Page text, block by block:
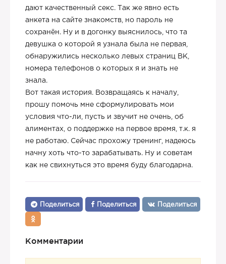
дают качественный секс. Так же явно есть
анкета на сайте знакомств, но пароль не
сохранён. Ну и в догонку выяснилось, что та
девушка о которой я узнала была не первая,
обнаружились несколько левых страниц ВК,
номера телефонов о которых я и знать не
знала.
Вот такая история. Возвращаясь к началу,
прошу помочь мне сформулировать мои
условия что-ли, пусть и звучит не очень, об
алиментах, о поддержке на первое время, т.к. я
не работаю. Сейчас прохожу тренинг, надеюсь
начну хоть что-то зарабатывать. Ну и советам
как не свихнуться это время буду благодарна.
Поделиться Поделиться Поделиться
Комментарии